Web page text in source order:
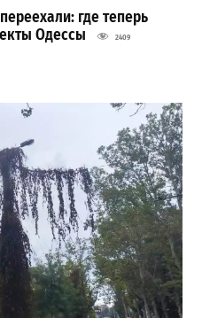
где теперь
Одессы
2409